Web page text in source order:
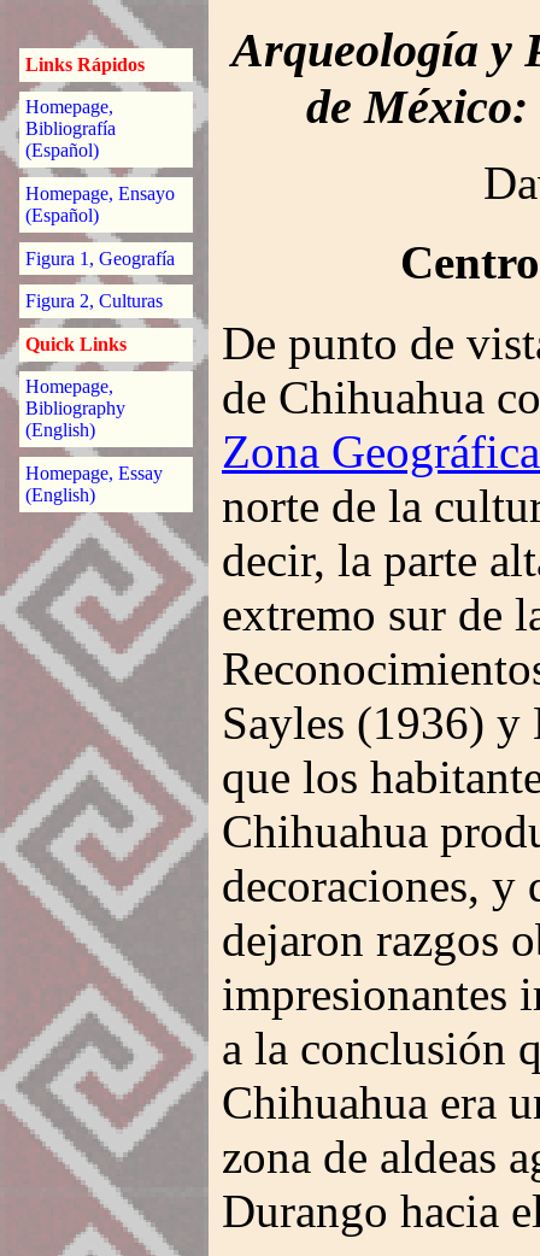
Links Rápidos
Homepage,
Bibliografía
(Español)
Homepage, Ensayo
(Español)
Figura 1, Geografía
Figura 2, Culturas
Quick Links
Homepage,
Bibliography
(English)
Homepage, Essay
(English)
Arqueología y
de
De punto de
de Chihuahua
Zona
norte de la
decir, la parte
extremo sur de
Sayles (1936)
que los
Chihuahua
decoraciones, y
dejaron razgos
impresionantes
a la conclusión
Chihuahua era
zona de aldeas
Durango hacia